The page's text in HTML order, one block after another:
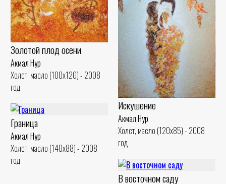
Искушение
Акмал Нур
Холст, масло (120x85) - 2008
год
Золотой плод осени
Акмал Нур
Холст, масло (100x120) - 2008
год
Граница
Акмал Нур
Холст, масло (140x88) - 2008
год
В восточном саду